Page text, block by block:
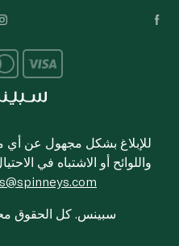
للإبلاغ بشكل مجهول عن أي
واللوائح أو الاشتباه في
© 2020-2026 سبينس. كل